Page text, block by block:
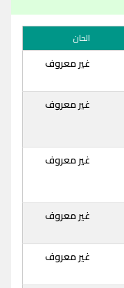
الحان
غير معروف
غير معروف
غير معروف
غير معروف
غير معروف